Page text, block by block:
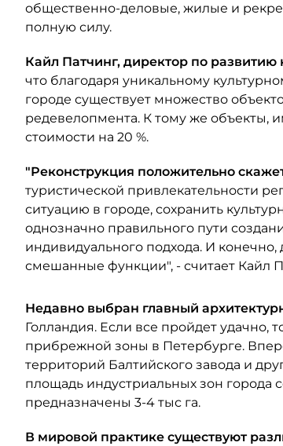
общественно-деловые, жилые и
полную силу.
Кайл Патчинг, директор по развитию
что благодаря уникальному
городе существует множество
редевелопмента. К тому же объекты,
стоимости на 20 %.
"Реконструкция положительно
туристической привлекательности
ситуацию в городе, сохранить
однозначно правильного пути
индивидуального подхода. И
смешанные функции", - считает Кайл
Недавно выбран главный
Голландия. Если все пройдет удачно,
прибрежной зоны в Петербурге.
территорий Балтийского завода и
площадь индустриальных зон города
предназначены 3-4 тыс га.
В мировой практике существуют